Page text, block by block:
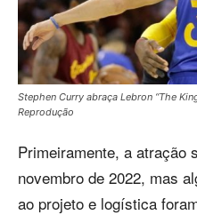
Stephen Curry abraça Lebron “The
Reprodução
Primeiramente, a atração
novembro de 2022, mas
ao projeto e logística